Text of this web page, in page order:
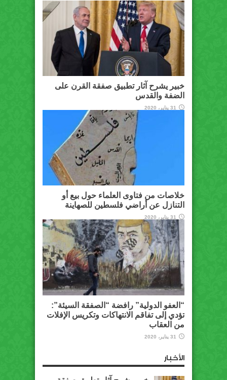
خبير يشرح آثار تطبيق صفقة القرن على
الضفة والقدس
31 يناير، 2020
خلاصات من فتاوى العلماء حول بيع أو
التنازل عن أراضي فلسطين للصهاينة
31 يناير، 2020
“العفو الدولية” رافضة “الصفقة السيئة”:
تؤدي إلى تفاقم الانتهاكات وتكريس الإفلات
من العقاب
31 يناير، 2020
الأخبار